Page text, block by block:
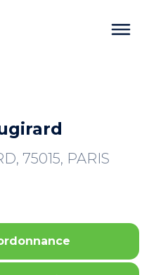
75015, PARIS